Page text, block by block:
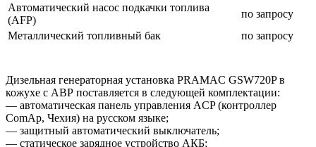
Автоматический насос подкачки топлива
(AFP)
по запросу
Металлический топливный бак
по запросу
Дизельная генераторная установка PRAMAC GSW720P в
кожухе с АВР поставляется в следующей комплектации:
— автоматическая панель управления ACP (контроллер
ComAp, Чехия) на русском языке;
— защитный автоматический выключатель;
— статическое зарядное устройство АКБ;